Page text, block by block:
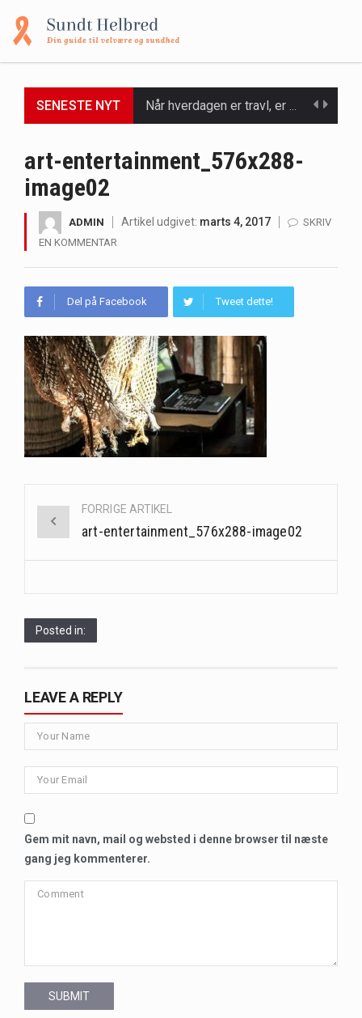
SENESTE NYT Et spaophold er ofte synonymt med afslapning, forkælelse og tid til at lade batterierne op,…
Padel er en sport, der er blevet stadig mere populær over hele verden på grund…
Airfryere har taget verden med storm med deres løfte om at tilberede sprøde og lækre…
art-entertainment_576x288-
image02
ADMIN Artikel udgivet: marts 4, 2017
SKRIV
EN KOMMENTAR
Del på Facebook Tweet dette!
navigationFORRIGE ARTIKEL
art-entertainment_576x288-image02
Posted in:
LEAVE A REPLY
Gem mit navn, mail og websted i denne browser til næste
gang jeg kommenterer.
SUBMIT